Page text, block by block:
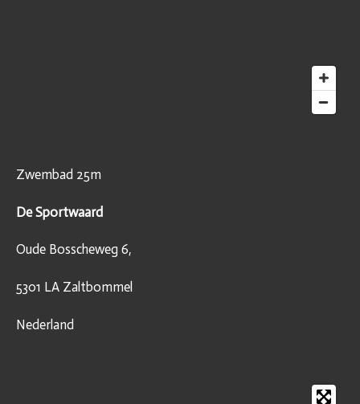
Zwembad 25m
De Sportwaard
Oude Bosscheweg 6,
5301 LA Zaltbommel
Nederland